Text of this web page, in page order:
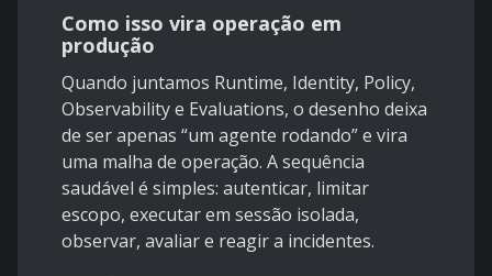
Como isso vira operação em
produção
Quando juntamos Runtime, Identity, Policy,
Observability e Evaluations, o desenho deixa
de ser apenas “um agente rodando” e vira
uma malha de operação. A sequência
saudável é simples: autenticar, limitar
escopo, executar em sessão isolada,
observar, avaliar e reagir a incidentes.